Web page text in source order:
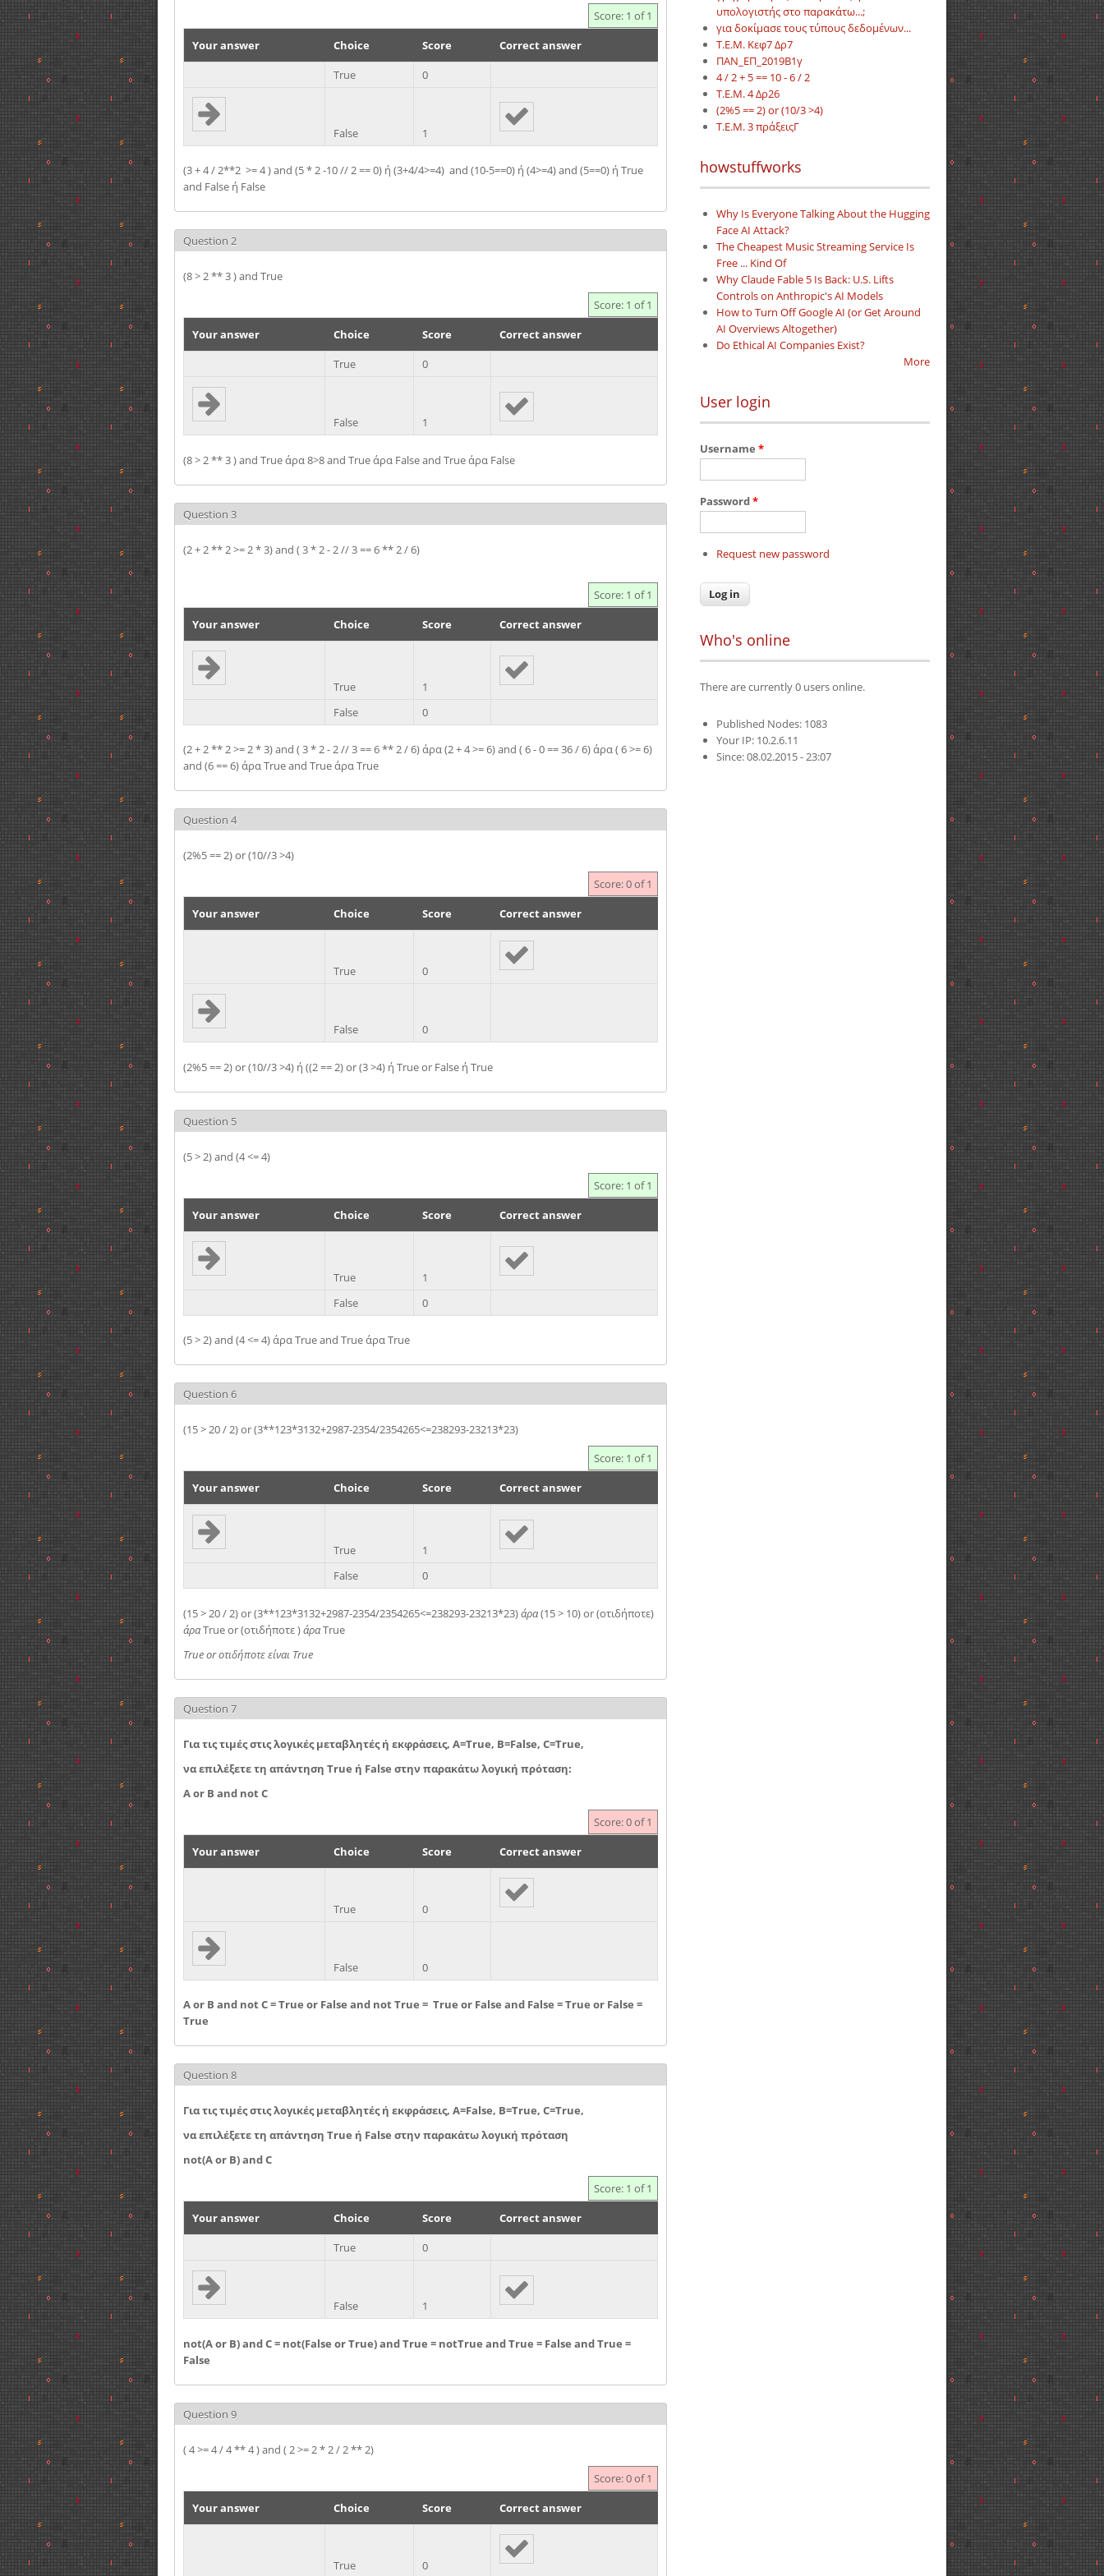
Score: 1 of 1
Your answer
Choice Score
Correct answer
True
0
False 1
(3 + 4 / 2**2 >= 4 ) and (5 * 2 -10 // 2 == 0) ή (3+4/4>=4) and (10-5==0) ή (4>=4) and (5==0) ή True
and False ή False
Question 2
(8 > 2 ** 3 ) and True
Score: 1 of 1
Your answer
Choice Score
Correct answer
True
0
False 1
(8 > 2 ** 3 ) and True άρα 8>8 and True άρα False and True άρα False
Question 3
(2 + 2 ** 2 >= 2 * 3) and ( 3 * 2 - 2 // 3 == 6 ** 2 / 6)
Score: 1 of 1
Your answer
Choice Score Correct answer
True
1
False
0
(2 + 2 ** 2 >= 2 * 3) and ( 3 * 2 - 2 // 3 == 6 ** 2 / 6) άρα (2 + 4 >= 6) and ( 6 - 0 == 36 / 6) άρα ( 6 >= 6)
and (6 == 6) άρα True and True άρα True
Question 4
(2%5 == 2) or (10//3 >4)
Score: 0 of 1
Your answer
Choice Score Correct answer
True 0
False 0
(2%5 == 2) or (10//3 >4) ή ((2 == 2) or (3 >4) ή True or False ή True
Question 5
(5 > 2) and (4 <= 4)
Score: 1 of 1
Your answer
Choice Score Correct answer
True
1
False
0
(5 > 2) and (4 <= 4) άρα True and True άρα True
Question 6
(15 > 20 / 2) or (3**123*3132+2987-2354/2354265<=238293-23213*23)
Score: 1 of 1
Your answer
Choice Score Correct answer
True
1
False
0
(15 > 20 / 2) or (3**123*3132+2987-2354/2354265<=238293-23213*23)άρα(15 > 10) or (οτιδήποτε)
άραTrue or (οτιδήποτε )άραTrue
True or οτιδήποτε είναι True
Question 7
Για τις τιμές στις λογικές μεταβλητές ή εκφράσεις, Α=True, B=False, C=True,
να επιλέξετε τη απάντηση True ή False στην παρακάτω λογική πρόταση:
A or B and not C
Score: 0 of 1
Your answer
Choice Score Correct answer
True 0
False 0
A or B and not C = True or False and not True = True or False and False = True or False =
True
Question 8
Για τις τιμές στις λογικές μεταβλητές ή εκφράσεις, Α=False, B=True, C=True,
να επιλέξετε τη απάντηση True ή False στην παρακάτω λογική πρόταση
not(A or B) and C
Score: 1 of 1
Your answer
Choice Score
Correct answer
True
0
False 1
not(A or B) and C = not(False or True) and True = notTrue and True = False and True =
False
Question 9
( 4 >= 4 / 4 ** 4 ) and ( 2 >= 2 * 2 / 2 ** 2)
Score: 0 of 1
Your answer
Choice Score Correct answer
True 0
υπολογιστής στο παρακάτω...;
για δοκίμασε τους τύπους δεδομένων...
Τ.Ε.Μ. Κεφ7 Δρ7
ΠΑΝ_ΕΠ_2019Β1γ
4 / 2 + 5 == 10 - 6 / 2
Τ.Ε.Μ. 4 Δρ26
(2%5 == 2) or (10/3 >4)
Τ.Ε.Μ. 3 πράξειςΓ
howstuffworks
Why Is Everyone Talking About the Hugging
Face AI Attack?
The Cheapest Music Streaming Service Is
Free ... Kind Of
Why Claude Fable 5 Is Back: U.S. Lifts
Controls on Anthropic's AI Models
How to Turn Off Google AI (or Get Around
AI Overviews Altogether)
Do Ethical AI Companies Exist?
More
User login
Username *
Password*
Request new password
Who's online
There are currently 0 users online.
Published Nodes: 1083
Your IP: 10.2.6.11
Since: 08.02.2015 - 23:07